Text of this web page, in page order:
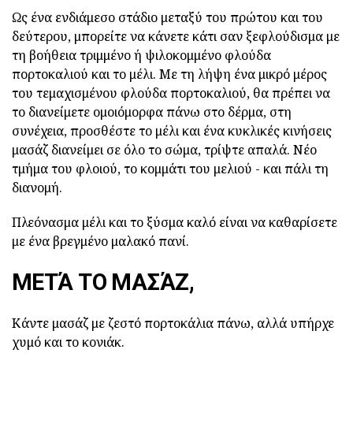
Ως ένα ενδιάμεσο στάδιο μεταξύ του πρώτου και του
δεύτερου, μπορείτε να κάνετε κάτι σαν ξεφλούδισμα με
τη βοήθεια τριμμένο ή ψιλοκομμένο φλούδα
πορτοκαλιού και το μέλι. Με τη λήψη ένα μικρό μέρος
του τεμαχισμένου φλούδα πορτοκαλιού, θα πρέπει να
το διανείμετε ομοιόμορφα πάνω στο δέρμα, στη
συνέχεια, προσθέστε το μέλι και ένα κυκλικές κινήσεις
μασάζ διανείμει σε όλο το σώμα, τρίψτε απαλά. Νέο
τμήμα του φλοιού, το κομμάτι του μελιού - και πάλι τη
διανομή.
Πλεόνασμα μέλι και το ξύσμα καλό είναι να καθαρίσετε
με ένα βρεγμένο μαλακό πανί.
ΜΕΤΆ ΤΟ ΜΑΣΆΖ,
Κάντε μασάζ με ζεστό πορτοκάλια πάνω, αλλά υπήρχε
χυμό και το κονιάκ.